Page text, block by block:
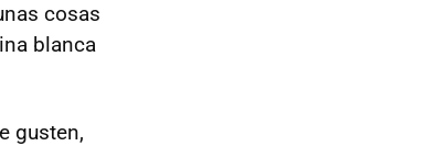
cosas
blanca
gusten,